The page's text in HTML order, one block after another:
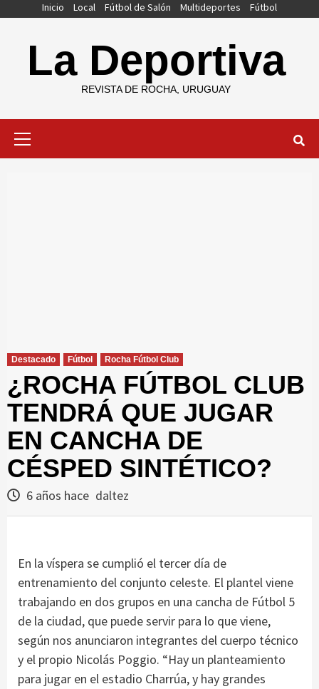
contenido
Inicio Local Fútbol de Salón Multideportes Fútbol
La Deportiva
REVISTA DE ROCHA, URUGUAY
Destacado Fútbol Rocha Fútbol Club
¿ROCHA FÚTBOL CLUB
TENDRÁ QUE JUGAR
EN CANCHA DE
CÉSPED SINTÉTICO?
6 años hace daltez
En la víspera se cumplió el tercer día de
entrenamiento del conjunto celeste. El plantel viene
trabajando en dos grupos en una cancha de Fútbol 5
de la ciudad, que puede servir para lo que viene,
según nos anunciaron integrantes del cuerpo técnico
y el propio Nicolás Poggio. “Hay un planteamiento
para jugar en el estadio Charrúa, y hay grandes